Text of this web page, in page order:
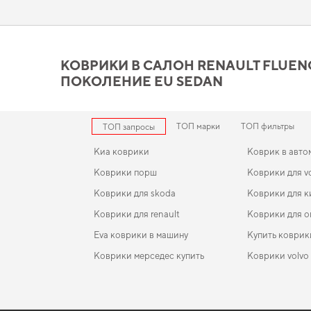
цене и качеству
Созданные из прочного EVA материала, наши коврики
рекомендовать продукцию, в надежности которой уверены.
КОВРИКИ В САЛОН RENAULT
ПОКОЛЕНИЕ EU SEDAN
ТОП запросы ТОП марки ТОП фильтры
Киа коврики
Коврики порш
Коврики для skoda
Коврики для renault
Eva коврики в машину
Коврики мерседес купить
Коврик в
Коврики для
Коврики для
Коврики для
Купить
Коврики volvo